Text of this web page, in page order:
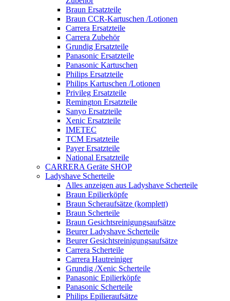
Braun Ersatzteile
Braun CCR-Kartuschen /Lotionen
Carrera Ersatzteile
Carrera Zubehör
Grundig Ersatzteile
Panasonic Ersatzteile
Panasonic Kartuschen
Philips Ersatzteile
Philips Kartuschen /Lotionen
Privileg Ersatzteile
Remington Ersatzteile
Sanyo Ersatzteile
Xenic Ersatzteile
IMETEC
TCM Ersatzteile
Payer Ersatzteile
National Ersatzteile
CARRERA Geräte SHOP
Ladyshave Scherteile
Alles anzeigen aus Ladyshave Scherteile
Braun Epilierköpfe
Braun Scheraufsätze (komplett)
Braun Scherteile
Braun Gesichtsreinigungsaufsätze
Beurer Ladyshave Scherteile
Beurer Gesichtsreinigungsaufsätze
Carrera Scherteile
Carrera Hautreiniger
Grundig /Xenic Scherteile
Panasonic Epilierköpfe
Panasonic Scherteile
Philips Epilieraufsätze